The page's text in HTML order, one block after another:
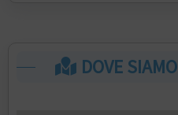
DOVE SIAMO